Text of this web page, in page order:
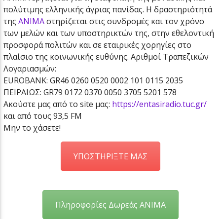
πολύτιμης ελληνικής άγριας πανίδας. Η δραστηριότητά
τηςANIMAστηρίζεται στις συνδρομές και τον χρόνο
των μελών και των υποστηρικτών της, στην εθελοντική
προσφορά πολιτών και σε εταιρικές χορηγίες στο
πλαίσιο της κοινωνικής ευθύνης. Αριθμοί Τραπεζικών
Λογαριασμών:
EUROBANK: GR46 0260 0520 0002 101 0115 2035
ΠΕΙΡΑΙΩΣ: GR79 0172 0370 0050 3705 5201 578
Ακούστε μας από το site μας: https://entasiradio.tuc.gr/
και από τους 93,5 FM
Μην το χάσετε!
ΥΠΟΣΤΗΡΙΞΤΕ ΜΑΣ
Πληροφορίες Δωρεάς ANIMA